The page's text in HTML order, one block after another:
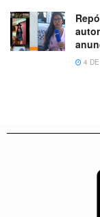
4